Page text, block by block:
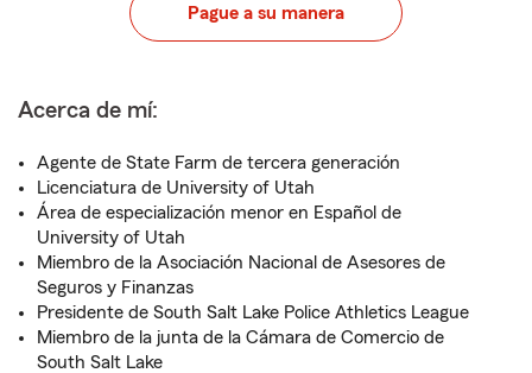
Pague a su manera
Acerca de mí:
Agente de State Farm de tercera generación
Licenciatura de University of Utah
Área de especialización menor en Español de
University of Utah
Miembro de la Asociación Nacional de Asesores de
Seguros y Finanzas
Presidente de South Salt Lake Police Athletics League
Miembro de la junta de la Cámara de Comercio de
South Salt Lake